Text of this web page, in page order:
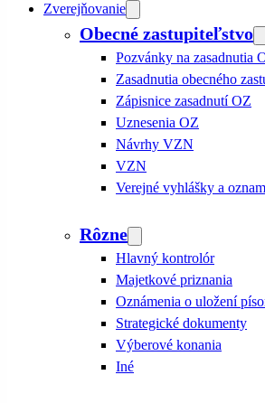
Zverejňovanie
Obecné zastupiteľstvo
Pozvánky na zasadnutia
Zasadnutia obecného
Zápisnice zasadnutí OZ
Uznesenia OZ
Návrhy VZN
VZN
Verejné vyhlášky a
Rôzne
Hlavný kontrolór
Majetkové priznania
Oznámenia o uložení
Strategické dokumenty
Výberové konania
Iné